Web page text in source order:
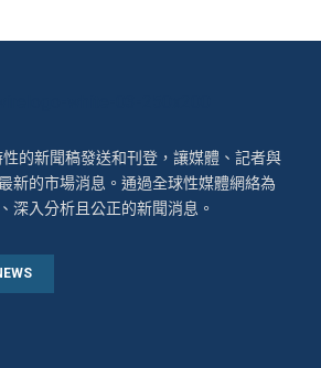
性的新聞稿發送和刊登，讓媒體、記者與
新的市場消息。通過全球性媒體網絡為
深入分析且公正的新聞消息。